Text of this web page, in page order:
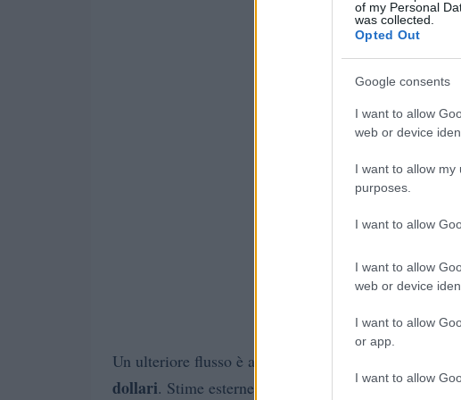
of my Personal
was collected.
Opted Out
Google consents
I want to allow
web or device
I want to allow
purposes.
I want to allow
I want to allow
web or device
I want to allow
or app.
I want to allow
Un ulteriore flusso è attribuito a operazioni in
dollari. Stime esterne, elaborate con criteri